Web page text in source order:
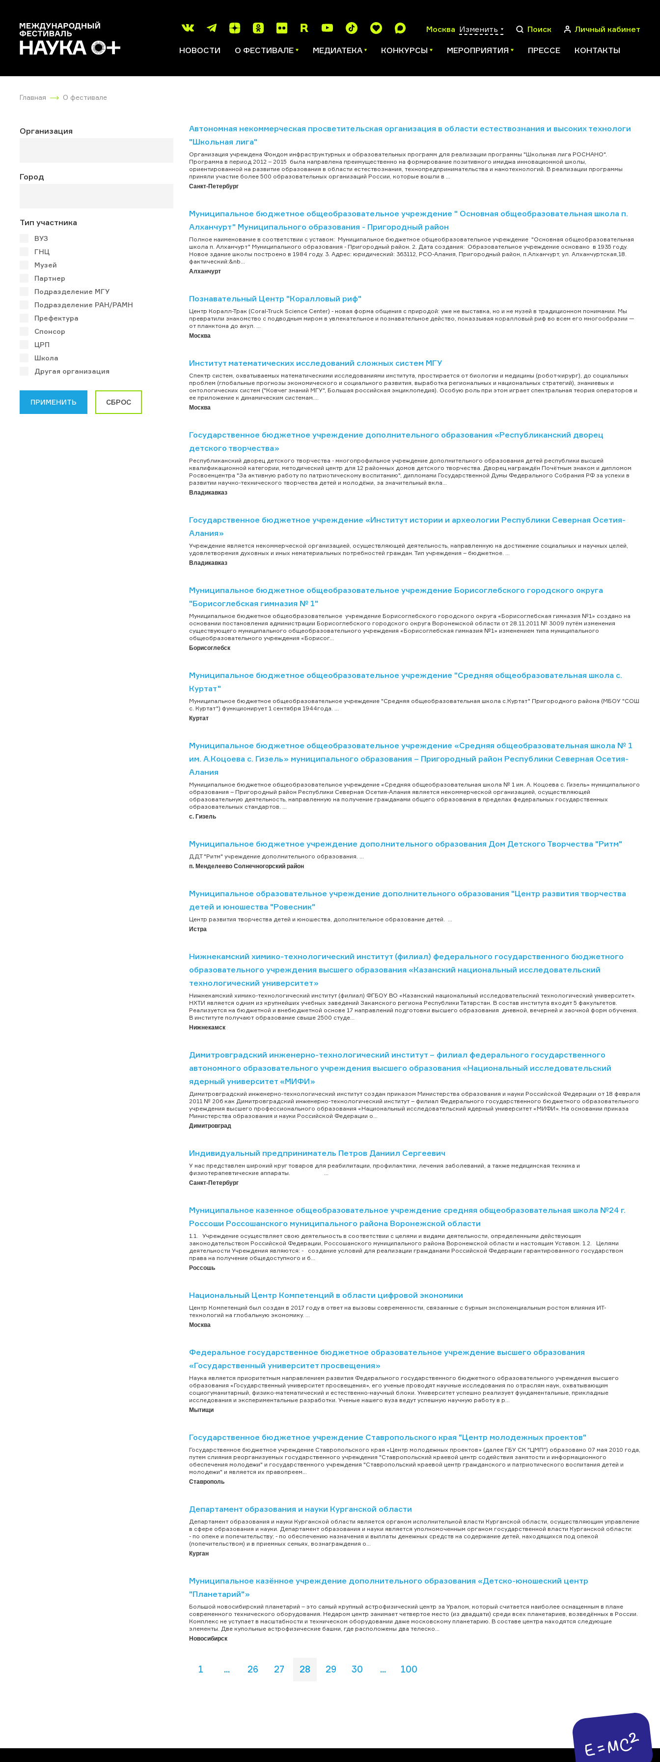
Москва Изменить Поиск Личный кабинет
НОВОСТИ О ФЕСТИВАЛЕ МЕДИАТЕКА КОНКУРСЫ МЕРОПРИЯТИЯ ПРЕССЕ КОНТАКТЫ
Главная О фестивале
Организация
Город
Тип участника
ВУЗ
ГНЦ
Музей
Партнер
Подразделение МГУ
Подразделение РАН/РАМН
Префектура
Спонсор
ЦРП
Школа
Другая организация
Автономная некоммерческая просветительская организация в области естествознания и высоких технологи
"Школьная лига"
Организация учреждена Фондом инфраструктурных и образовательных программ для реализации программы "Школьная лига РОСНАНО".
Программа в период 2012 – 2015 была направлена преимущественно на формирование позитивного имиджа инновационной школы,
ориентированной на развитие образования в области естествознания, технопредпринимательства и нанотехнологий. В реализации программы
приняли участие более 500 образовательных организаций России, которые вошли в ...
Санкт-Петербург
Муниципальное бюджетное общеобразовательное учреждение " Основная общеобразовательная школа п.
Алханчурт" Муниципального образования - Пригородный район
Полное наименование в соответствии с уставом: Муниципальное бюджетное общеобразовательное учреждение "Основная общеобразовательная
школа п. Алханчурт" Муниципального образования - Пригородный район. 2. Дата создания: Образовательное учреждение основано в 1935 году.
Новое здание школы построено в 1984 году. 3. Адрес: юридический: 363112, РСО-Алания, Пригородный район, п.Алханчурт, ул. Алханчуртская,18.
фактический:&nb...
Алханчурт
Познавательный Центр "Коралловый риф"
Центр Коралл-Трак (Coral-Truck Science Center) - новая форма общения с природой: уже не выставка, но и не музей в традиционном понимании. Мы
превратили знакомство с подводным миром в увлекательное и познавательное действо, показзывая коралловый риф во всем его многообразии —
от планктона до акул. ...
Москва
Институт математических исследований сложных систем МГУ
Спектр систем, охватываемых математическими исследованиями института, простирается от биологии и медицины (робот-хирург), до социальных
проблем (глобальные прогнозы экономического и социального развития, выработка региональных и национальных стратегий), знаниевых и
онтологических систем ("Ковчег знаний МГУ", Большая российская энциклопедия). Особую роль при этом играет спектральная теория операторов и
ее приложение к динамическим системам....
Москва
Государственное бюджетное учреждение дополнительного образования «Республиканский дворец
детского творчества»
Республиканский дворец детского творчества - многопрофильное учреждение дополнительного образования детей республики высшей
квалификационной категории, методический центр для 12 районных домов детского творчества. Дворец награждён Почётным знаком и дипломом
Росвоенцентра "За активную работу по патриотическому воспитанию", дипломами Государственной Думы Федерального Собрания РФ за успехи в
развитии научно-технического творчества детей и молодёжи, за значительный вкла...
Владикавказ
Государственное бюджетное учреждение «Институт истории и археологии Республики Северная Осетия-
Алания»
Учреждение является некоммерческой организацией, осуществляющей деятельность, направленную на достижение социальных и научных целей,
удовлетворения духовных и иных нематериальных потребностей граждан. Тип учреждения – бюджетное. ...
Владикавказ
Муниципальное бюджетное общеобразовательное учреждение Борисоглебского городского округа
"Борисоглебская гимназия № 1"
Муниципальное бюджетное общеобразовательное учреждение Борисоглебского городского округа «Борисоглебская гимназия №1» создано на
основании постановления администрации Борисоглебского городского округа Воронежской области от 28.11.2011 № 3009 путём изменения
существующего муниципального общеобразовательного учреждения «Борисоглебская гимназия №1» изменением типа муниципального
общеобразовательного учреждения «Борисог...
Борисоглебск
Муниципальное бюджетное общеобразовательное учреждение "Средняя общеобразовательная школа с.
Куртат"
Муниципальное бюджетное общеобразовательное учреждение "Средняя общеобразовательная школа с.Куртат" Пригородного района (МБОУ "СОШ
с. Куртат") функционирует 1 сентября 1944года. ...
Куртат
Муниципальное бюджетное общеобразовательное учреждение «Средняя общеобразовательная школа № 1
им. А.Коцоева с. Гизель» муниципального образования – Пригородный район Республики Северная Осетия-
Алания
Муниципальное бюджетное общеобразовательное учреждение «Средняя общеобразовательная школа № 1 им. А. Коцоева с. Гизель» муниципального
образования – Пригородный район Республики Северная Осетия-Алания является некоммерческой организацией, осуществляющей
образовательную деятельность, направленную на получение гражданами общего образования в пределах федеральных государственных
образовательных стандартов. ...
с. Гизель
Муниципальное бюджетное учреждение дополнительного образования Дом Детского Творчества "Ритм"
ДДТ "Ритм" учреждение дополнительного образования. ...
п. Менделеево Солнечногорский район
Муниципальное образовательное учреждение дополнительного образования "Центр развития творчества
детей и юношества "Ровесник"
Центр развития творчества детей и юношества, дополнительное образование детей. ...
Истра
Нижнекамский химико-технологический институт (филиал) федерального государственного бюджетного
образовательного учреждения высшего образования «Казанский национальный исследовательский
технологический университет»
Нижнекамский химико-технологический институт (филиал) ФГБОУ ВО «Казанский национальный исследовательский технологический университет».
НХТИ является одним из крупнейших учебных заведений Закамского региона Республики Татарстан. В состав института входят 5 факультетов.
Реализуется на бюджетной и внебюджетной основе 17 направлений подготовки высшего образования дневной, вечерней и заочной форм обучения.
В институте получают образование свыше 2500 студе...
Нижнекамск
Димитровградский инженерно-технологический институт – филиал федерального государственного
автономного образовательного учреждения высшего образования «Национальный исследовательский
ядерный университет «МИФИ»
Димитровградский инженерно-технологический институт создан приказом Министерства образования и науки Российской Федерации от 18 февраля
2011 № 206 как Димитровградский инженерно-технологический институт – филиал Федерального государственного бюджетного образовательного
учреждения высшего профессионального образования «Национальный исследовательский ядерный университет «МИФИ». На основании приказа
Министерства образования и науки Российской Федерации о...
Димитровград
Индивидуальный предприниматель Петров Даниил Сергеевич
У нас представлен широкий круг товаров для реабилитации, профилактики, лечения заболеваний, а также медицинская техника и
физиотерапевтические аппараты. ...
Санкт-Петербург
Муниципальное казенное общеобразовательное учреждение средняя общеобразовательная школа №24 г.
Россоши Россошанского муниципального района Воронежской области
1.1. Учреждение осуществляет свою деятельность в соответствии с целями и видами деятельности, определенными действующим
законодательством Российской Федерации, Россошанского муниципального района Воронежской области и настоящим Уставом. 1.2. Целями
деятельности Учреждения являются: - создание условий для реализации гражданами Российской Федерации гарантированного государством
права на получение общедоступного и б...
Россошь
Национальный Центр Компетенций в области цифровой экономики
Центр Компетенций был создан в 2017 году в ответ на вызовы современности, связанные с бурным экспоненциальным ростом влияния ИТ-
технологий на глобальную экономику. ...
Москва
Федеральное государственное бюджетное образовательное учреждение высшего образования
«Государственный университет просвещения»
Наука является приоритетным направлением развития Федерального государственного бюджетного образовательного учреждения высшего
образования «Государственный университет просвещения», его ученые проводят научные исследования по отраслям наук, охватывающим
социогуманитарный, физико-математический и естественно-научный блоки. Университет успешно реализует фундаментальные, прикладные
исследования и экспериментальные разработки. Ученые нашего вуза ведут успешную научную работу в р...
Мытищи
Государственное бюджетное учреждение Ставропольского края "Центр молодежных проектов"
Государственное бюджетное учреждение Ставропольского края «Центр молодежных проектов» (далее ГБУ СК "ЦМП") образовано 07 мая 2010 года,
путем слияния реорганизуемых государственного учреждения "Ставропольский краевой центр содействия занятости и информационного
обеспечения молодежи" и государственного учреждения "Ставропольский краевой центр гражданского и патриотического воспитания детей и
молодежи" и является их правопреем...
Ставрополь
Департамент образования и науки Курганской области
Департамент образования и науки Курганской области является органом исполнительной власти Курганской области, осуществляющим управление
в сфере образования и науки. Департамент образования и науки является уполномоченным органом государственной власти Курганской области:
- по опеке и попечительству; - по обеспечению назначения и выплаты денежных средств на содержание детей, находящихся под опекой
(попечительством) и в приемных семьях, вознаграждения о...
Курган
Муниципальное казённое учреждение дополнительного образования «Детско-юношеский центр
"Планетарий"»
Большой новосибирский планетарий – это самый крупный астрофизический центр за Уралом, который считается наиболее оснащенным в плане
современного технического оборудования. Недаром центр занимает четвертое место (из двадцати) среди всех планетариев, возведённых в России.
Комплекс не уступает в масштабности и техническом оборудовании даже московскому планетарию. В составе центра находятся следующие
элементы. Две купольные астрофизические башни, где расположены два телеско...
Новосибирск
1 ... 26 27 28 29 30 ... 100